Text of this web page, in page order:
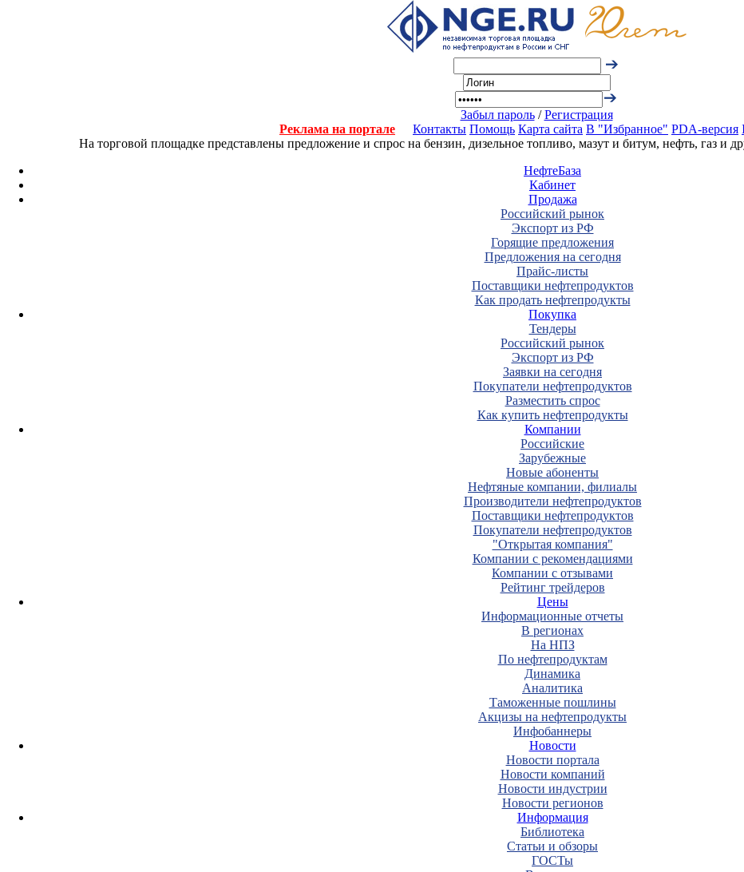
Забыл пароль/Регистрация
Реклама на портале
Контакты Помощь Карта сайта В "Избранное" PDA-версия
На торговой площадке представлены предложение и спрос на бензин, дизельное топливо, мазут и битум, нефть, газ и
НефтеБаза
Кабинет
Продажа
Российский рынок
Экспорт из РФ
Горящие предложения
Предложения на сегодня
Прайс-листы
Поставщики нефтепродуктов
Как продать нефтепродукты
Покупка
Тендеры
Российский рынок
Экспорт из РФ
Заявки на сегодня
Покупатели нефтепродуктов
Разместить спрос
Как купить нефтепродукты
Компании
Российские
Зарубежные
Новые абоненты
Нефтяные компании, филиалы
Производители нефтепродуктов
Поставщики нефтепродуктов
Покупатели нефтепродуктов
"Открытая компания"
Компании с рекомендациями
Компании с отзывами
Рейтинг трейдеров
Цены
Информационные отчеты
В регионах
На НПЗ
По нефтепродуктам
Динамика
Аналитика
Таможенные пошлины
Акцизы на нефтепродукты
Инфобаннеры
Новости
Новости портала
Новости компаний
Новости индустрии
Новости регионов
Информация
Библиотека
Статьи и обзоры
ГОСТы